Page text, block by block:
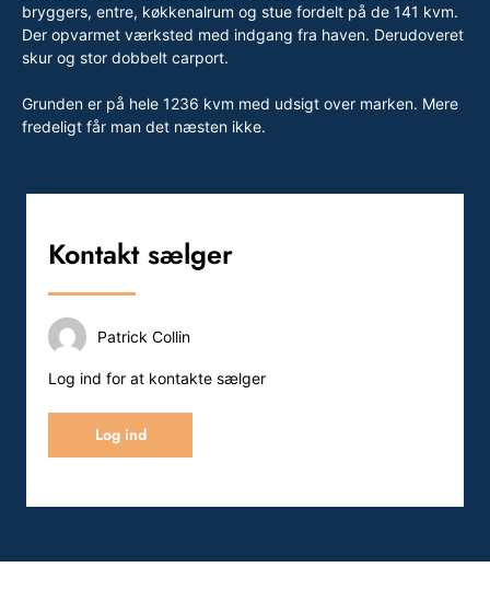
bryggers, entre, køkkenalrum og stue fordelt på de 141 kvm.
Der opvarmet værksted med indgang fra haven. Derudoveret
skur og stor dobbelt carport.
Grunden er på hele 1236 kvm med udsigt over marken. Mere
fredeligt får man det næsten ikke.
Kontakt sælger
Patrick Collin
Log ind for at kontakte sælger
Log ind